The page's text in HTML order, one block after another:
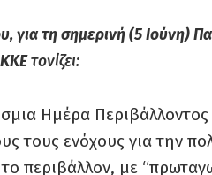
για τη σημερινή (5 Ιούνη)
τονίζει:
Ημέρα Περιβάλλοντος
τους ενόχους για την
περιβάλλον, με